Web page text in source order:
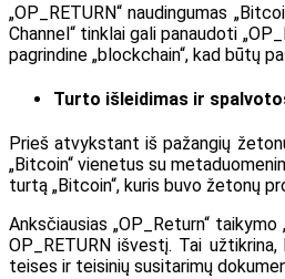
„OP_RETURN“ naudingumas
Channel“ tinklai gali panaudoti
pagrindine „blockchain“, kad būtų
Turto išleidimas ir
Prieš atvykstant iš pažangių
„Bitcoin“ vienetus su
turtą „Bitcoin“, kuris buvo žetonų
Anksčiausias „OP_Return“
OP_RETURN išvestį. Tai
teises ir teisinių susitarimų